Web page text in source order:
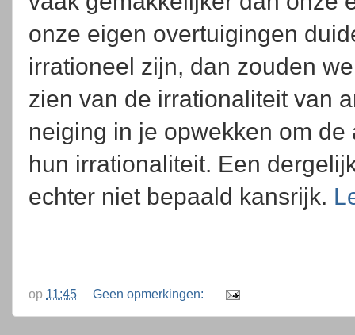
onze eigen overtuigingen
irrationeel zijn, dan zouden
zien van de irrationaliteit van
neiging in je opwekken om
hun irrationaliteit. Een
echter niet bepaald kansrijk.
op 11:45 Geen opmerkingen: